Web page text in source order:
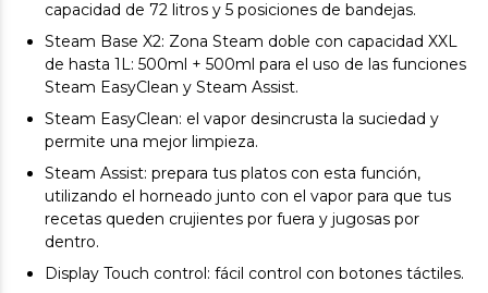
capacidad de 72 litros y 5 posiciones de bandejas.
Steam Base X2: Zona Steam doble con capacidad XXL
de hasta 1L: 500ml + 500ml para el uso de las funciones
Steam EasyClean y Steam Assist.
Steam EasyClean: el vapor desincrusta la suciedad y
permite una mejor limpieza.
Steam Assist: prepara tus platos con esta función,
utilizando el horneado junto con el vapor para que tus
recetas queden crujientes por fuera y jugosas por
dentro.
Display Touch control: fácil control con botones táctiles.